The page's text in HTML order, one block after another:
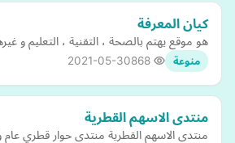
كيان المعرفة
هو موقع يهتم بالصحة ، التقنية ، التعليم و
منوعة 2021-05-30
منتدى الاسهم القطرية
منتدى الاسهم القطرية منتدى حوار قطري عام